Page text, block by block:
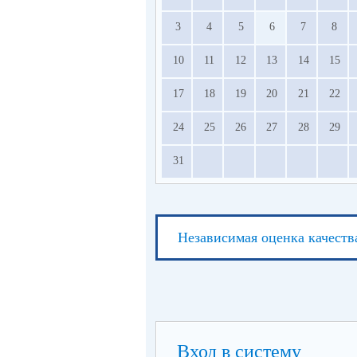
3 4 5 6 7 8
10 11 12 13 14 15
17 18 19 20 21 22
24 25 26 27 28 29
31
Независимая оценка
Вход в систему